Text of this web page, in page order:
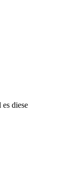
diese